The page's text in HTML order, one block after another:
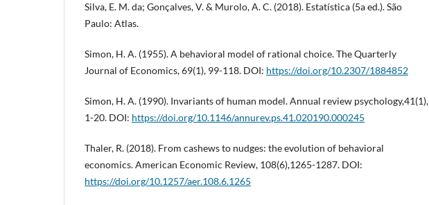
Silva, E. M. da; Gonçalves, V. & Murolo, A. C. (2018). Estatística (5a ed.). São
Paulo: Atlas.
Simon, H. A. (1955). A behavioral model of rational choice. The Quarterly
Journal of Economics, 69(1), 99-118. DOI: https://doi.org/10.2307/1884852
Simon, H. A. (1990). Invariants of human model. Annual review psychology,41(1),
1-20. DOI: https://doi.org/10.1146/annurev.ps.41.020190.000245
Thaler, R. (2018). From cashews to nudges: the evolution of behavioral
economics. American Economic Review, 108(6),1265-1287. DOI:
https://doi.org/10.1257/aer.108.6.1265